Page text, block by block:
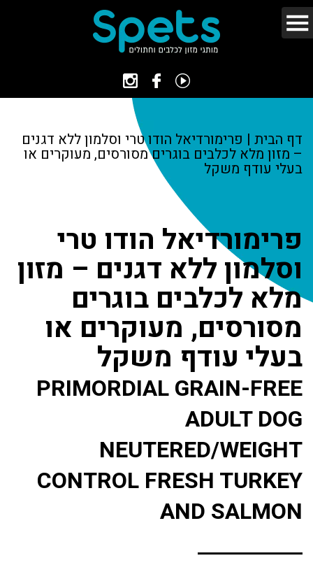
דף הבית | פרימורדיאל הודו טרי וסלמון ללא דגנים
– מזון מלא לכלבים בוגרים מסורסים, מעוקרים או
בעלי עודף משקל
פרימורדיאל הודו טרי
וסלמון ללא דגנים – מזון
מלא לכלבים בוגרים
מסורסים, מעוקרים או
בעלי עודף משקל
PRIMORDIAL GRAIN-FREE
ADULT DOG
NEUTERED/WEIGHT
CONTROL FRESH TURKEY
AND SALMON